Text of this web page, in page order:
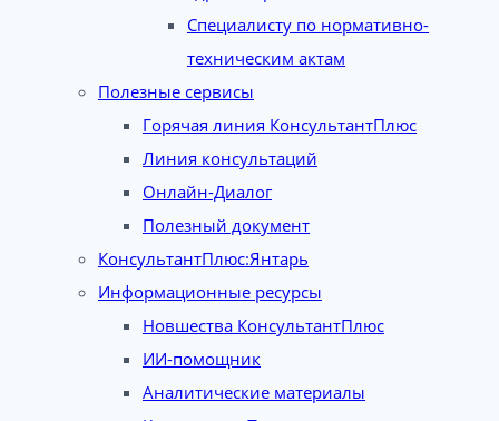
Специалисту по нормативно-
техническим актам
Полезные сервисы
Горячая линия КонсультантПлюс
Линия консультаций
Онлайн-Диалог
Полезный документ
КонсультантПлюс:Янтарь
Информационные ресурсы
Новшества КонсультантПлюс
ИИ-помощник
Аналитические материалы